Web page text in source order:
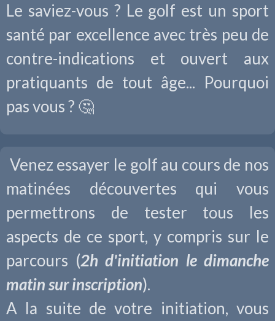
Le saviez-vous ? Le golf est un sport
santé par excellence avec très peu de
contre-indications et ouvert aux
pratiquants de tout âge... Pourquoi
pas vous ? 🤔
Venez essayer le golf au cours de nos
matinées découvertes qui vous
permettrons de tester tous les
aspects de ce sport, y compris sur le
parcours (2h d'initiation le dimanche
matin sur inscription).
A la suite de votre initiation, vous